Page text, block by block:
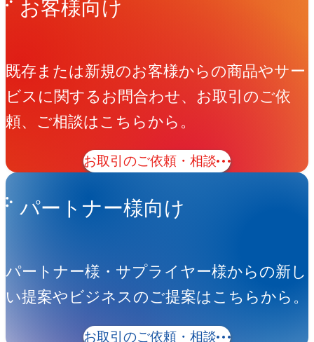
お客様向け
既存または新規のお客様からの商品やサー
ビスに関するお問合わせ、お取引のご依
頼、ご相談はこちらから。
お取引のご依頼・相談
パートナー様向け
パートナー様・サプライヤー様からの新し
い提案やビジネスのご提案はこちらから。
お取引のご依頼・相談